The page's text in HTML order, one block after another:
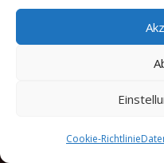
Cookie-Richtlinie
Graz Waltendorf
Copyright 2025 by Anwalt